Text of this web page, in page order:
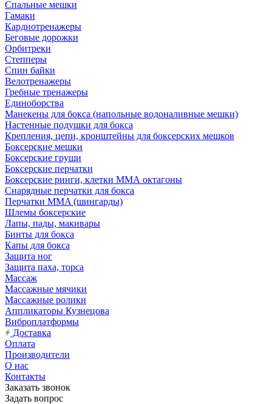
Спальные мешки
Гамаки
Кардиотренажеры
Беговые дорожки
Орбитреки
Степперы
Спин байки
Велотренажеры
Гребные тренажеры
Единоборства
Манекены для бокса (напольные водоналивные мешки)
Настенные подушки для бокса
Крепления, цепи, кронштейны для боксерских мешков
Боксерские мешки
Боксерские груши
Боксерские перчатки
Боксерские ринги, клетки ММА октагоны
Снарядные перчатки для бокса
Перчатки MMA (шингарды)
Шлемы боксерские
Лапы, пады, макивары
Бинты для бокса
Капы для бокса
Защита ног
Защита паха, торса
Массаж
Массажные мячики
Массажные ролики
Аппликаторы Кузнецова
Виброплатформы
Доставка
Оплата
Производители
О нас
Контакты
Заказать звонок
Задать вопрос